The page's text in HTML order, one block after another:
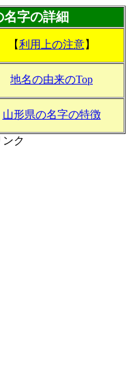
字の詳細
【利用上の注意】
地名の由来のTop
山形県の名字の特徴
ク